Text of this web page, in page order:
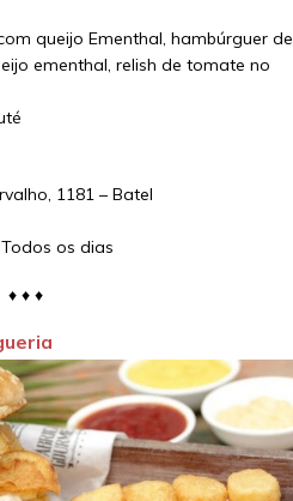
queijo Ementhal, hambúrguer de
ementhal, relish de tomate no
1181 – Batel
os dias
♦ ♦ ♦